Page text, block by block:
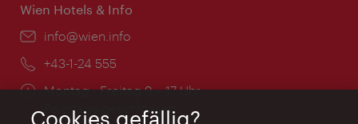
Wien Hotels & Info
Email:
info@wien.info
Telefon:
+43-1-24 555
Öffnungszeiten:
Montag - Freitag 9 – 17 Uhr
Feiertags geschlossen
Cookies gefällig?